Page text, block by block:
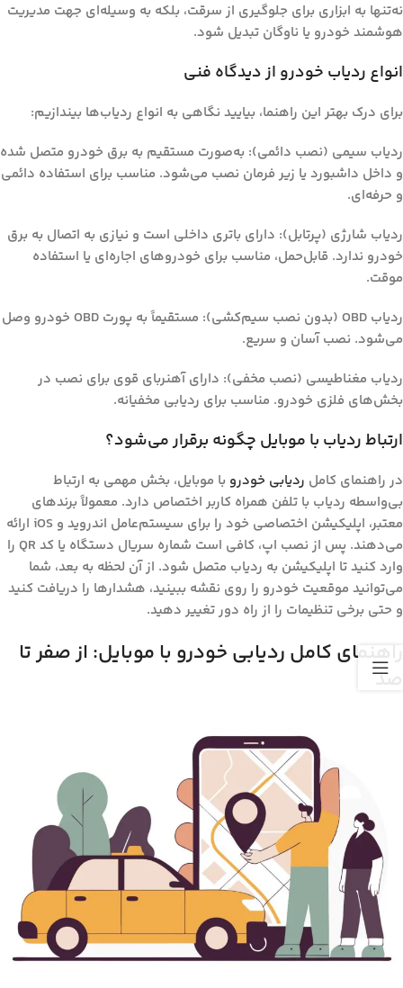
نه‌تنها به ابزاری برای جلوگیری از سرقت، بلکه به وسیله‌ای جهت مدیریت
هوشمند خودرو یا ناوگان تبدیل شود.
انواع ردیاب خودرو از دیدگاه فنی
برای درک بهتر این راهنما، بیایید نگاهی به انواع ردیاب‌ها بیندازیم:
ردیاب سیمی (نصب دائمی): به‌صورت مستقیم به برق خودرو متصل شده
و داخل داشبورد یا زیر فرمان نصب می‌شود. مناسب برای استفاده دائمی
و حرفه‌ای.
ردیاب شارژی (پرتابل): دارای باتری داخلی است و نیازی به اتصال به برق
خودرو ندارد. قابل‌حمل، مناسب برای خودروهای اجاره‌ای یا استفاده
موقت.
ردیاب OBD (بدون نصب سیم‌کشی)
: مستقیماً به پورت OBD خودرو وصل
می‌شود. نصب آسان و سریع.
ردیاب مغناطیسی (نصب مخفی): دارای آهنربای قوی برای نصب در
بخش‌های فلزی خودرو. مناسب برای ردیابی مخفیانه.
ارتباط ردیاب با موبایل چگونه برقرار می‌شود؟
در راهنمای کامل ردیابی خودرو با موبایل، بخش مهمی به ارتباط
بی‌واسطه ردیاب با تلفن همراه کاربر اختصاص دارد. معمولاً برندهای
معتبر، اپلیکیشن اختصاصی خود را برای سیستم‌عامل اندروید و iOS ارائه
می‌دهند. پس از نصب اپ، کافی است شماره سریال دستگاه یا کد QR را
وارد کنید تا اپلیکیشن به ردیاب متصل شود. از آن لحظه به بعد، شما
می‌توانید موقعیت خودرو را روی نقشه ببینید، هشدارها را دریافت کنید
و حتی برخی تنظیمات را از راه دور تغییر دهید.
راهنمای کامل ردیابی خودرو با موبایل: از صفر تا
صد